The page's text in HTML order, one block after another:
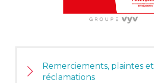
Remerciements, plaintes et
réclamations